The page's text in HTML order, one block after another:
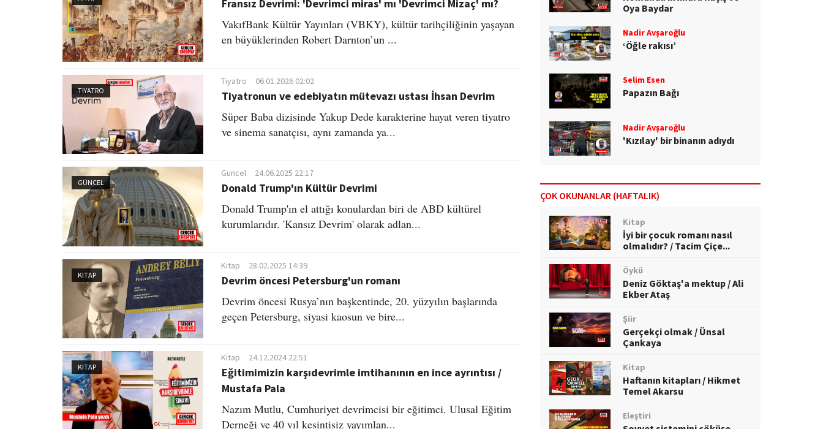
Fransız Devrimi: 'Devrimci miras' mı 'Devrimci Mizaç' mı?
VakıfBank Kültür Yayınları (VBKY), kültür tarihçiliğinin yaşayan
en büyüklerinden Robert Darnton’un ...
TIYATRO
Tiyatro 06.01.2026 02:02
Tiyatronun ve edebiyatın mütevazı ustası İhsan Devrim
Süper Baba dizisinde Yakup Dede karakterine hayat veren tiyatro
ve sinema sanatçısı, aynı zamanda ya...
GÜNCEL
Güncel 24.06.2025 22:17
Donald Trump'ın Kültür Devrimi
Donald Trump'ın el attığı konulardan biri de ABD kültürel
kurumlarıdır. 'Kansız Devrim' olarak adlan...
KITAP
Kitap 28.02.2025 14:39
Devrim öncesi Petersburg'un romanı
Devrim öncesi Rusya’nın başkentinde, 20. yüzyılın başlarında
geçen Petersburg, siyasi kaosun ve bire...
KITAP
Kitap 24.12.2024 22:51
Eğitimimizin karşıdevrimle imtihanının en ince ayrıntısı /
Mustafa Pala
Nazım Mutlu, Cumhuriyet devrimcisi bir eğitimci. Ulusal Eğitim
Derneği ve 40 yıl kesintisiz yayımlan...
Oya Baydar
Nadir Avşaroğlu
‘Öğle rakısı’
Selim Esen
Papazın Bağı
Nadir Avşaroğlu
'Kızılay' bir binanın adıydı
ÇOK OKUNANLAR (HAFTALIK)
Kitap
İyi bir çocuk romanı nasıl
olmalıdır? / Tacim Çiçe...
Öykü
Deniz Göktaş'a mektup / Ali
Ekber Ataş
Şiir
Gerçekçi olmak / Ünsal
Çankaya
Kitap
Haftanın kitapları / Hikmet
Temel Akarsu
Eleştiri